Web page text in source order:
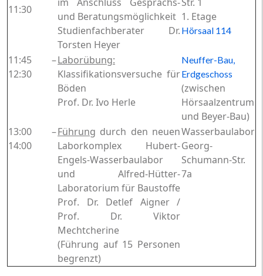
11:30
und Beratungsmöglichkeit
Studienfachberater Dr.
Torsten Heyer
1. Etage
Hörsaal 114
11:45 –
12:30
Laborübung:
Klassifikationsversuche für
Böden
Prof. Dr. Ivo Herle
Neuffer-Bau,
Erdgeschoss
(zwischen
Hörsaalzentrum
und Beyer-Bau)
13:00 –
14:00
Führung durch den neuen
Laborkomplex Hubert-
Engels-Wasserbaulabor
und Alfred-Hütter-
Laboratorium für Baustoffe
Prof. Dr. Detlef Aigner /
Prof. Dr. Viktor
Mechtcherine
(Führung auf 15 Personen
begrenzt)
Wasserbaulabor
Georg-
Schumann-Str.
7a